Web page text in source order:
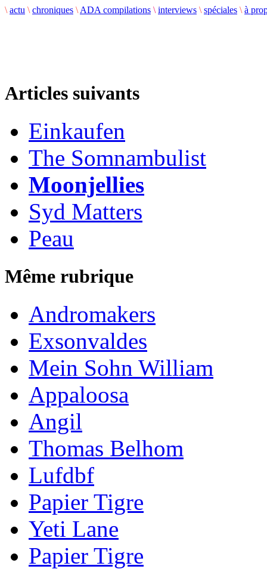
\ actu \ chroniques \ ADA compilations \ interviews \ spéciales \ à
Articles suivants
Einkaufen
The Somnambulist
Moonjellies
Syd Matters
Peau
Même rubrique
Andromakers
Exsonvaldes
Mein Sohn William
Appaloosa
Angil
Thomas Belhom
Lufdbf
Papier Tigre
Yeti Lane
Papier Tigre